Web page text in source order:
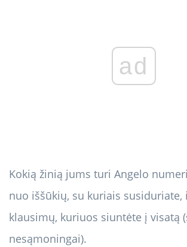
ad
Kokią žinią jums turi Angelo
nuo iššūkių, su kuriais susiduriate,
klausimų, kuriuos siuntėte į visatą
nesąmoningai).